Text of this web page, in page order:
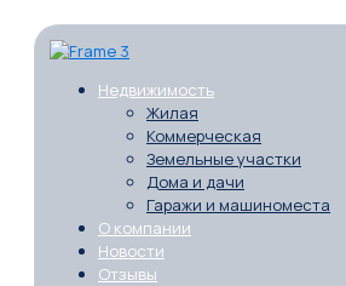
Недвижимость
Жилая
Коммерческая
Земельные участки
Дома и дачи
Гаражи и машиноместа
О компании
Новости
Отзывы